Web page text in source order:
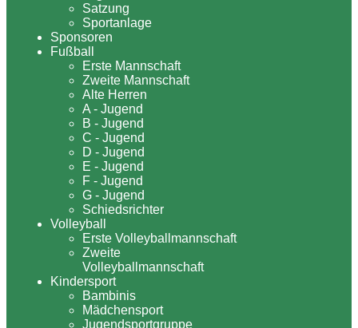
Satzung
Sportanlage
Sponsoren
Fußball
Erste Mannschaft
Zweite Mannschaft
Alte Herren
A - Jugend
B - Jugend
C - Jugend
D - Jugend
E - Jugend
F - Jugend
G - Jugend
Schiedsrichter
Volleyball
Erste Volleyballmannschaft
Zweite
Volleyballmannschaft
Kindersport
Bambinis
Mädchensport
Jugendsportgruppe